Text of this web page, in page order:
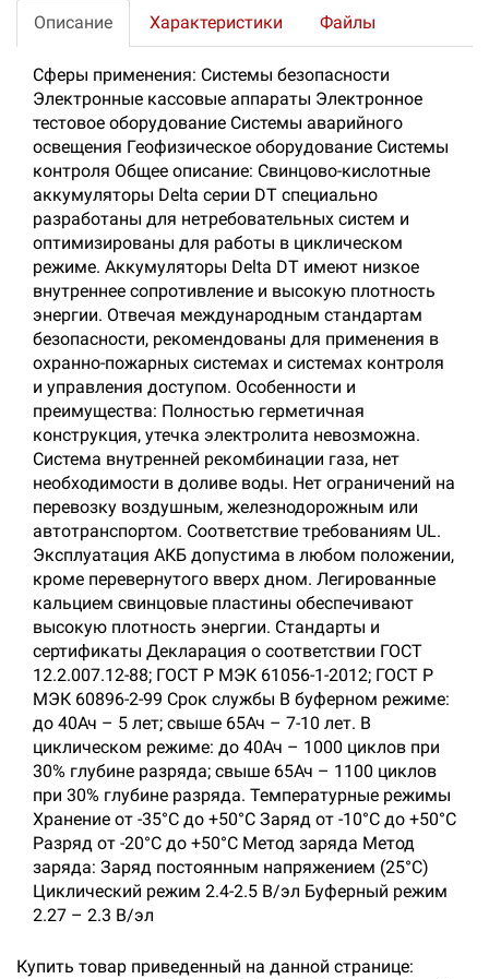
Описание Характеристики Файлы
Сферы применения: Системы безопасности
Электронные кассовые аппараты Электронное
тестовое оборудование Системы аварийного
освещения Геофизическое оборудование Системы
контроля Общее описание: Свинцово-кислотные
аккумуляторы Delta серии DT специально
разработаны для нетребовательных систем и
оптимизированы для работы в циклическом
режиме. Аккумуляторы Delta DT имеют низкое
внутреннее сопротивление и высокую плотность
энергии. Отвечая международным стандартам
безопасности, рекомендованы для применения в
охранно-пожарных системах и системах контроля
и управления доступом. Особенности и
преимущества: Полностью герметичная
конструкция, утечка электролита невозможна.
Система внутренней рекомбинации газа, нет
необходимости в доливе воды. Нет ограничений на
перевозку воздушным, железнодорожным или
автотранспортом. Соответствие требованиям UL.
Эксплуатация АКБ допустима в любом положении,
кроме перевернутого вверх дном. Легированные
кальцием свинцовые пластины обеспечивают
высокую плотность энергии. Стандарты и
сертификаты Декларация о соответствии ГОСТ
12.2.007.12-88; ГОСТ Р МЭК 61056-1-2012; ГОСТ Р
МЭК 60896-2-99 Срок службы В буферном режиме:
до 40Ач – 5 лет; свыше 65Ач – 7-10 лет. В
циклическом режиме: до 40Ач – 1000 циклов при
30% глубине разряда; свыше 65Ач – 1100 циклов
при 30% глубине разряда. Температурные режимы
Хранение от -35°С до +50°С Заряд от -10°С до +50°С
Разряд от -20°С до +50°С Метод заряда Метод
заряда: Заряд постоянным напряжением (25°C)
Циклический режим 2.4-2.5 В/эл Буферный режим
2.27 – 2.3 В/эл
Купить товар приведенный на данной странице: